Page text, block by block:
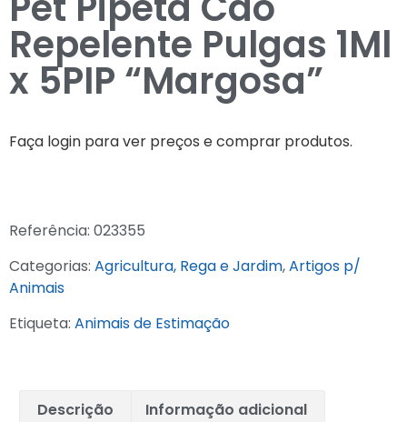
Repelente Pulgas 1Ml
x 5PIP “Margosa”
Faça login para ver preços e comprar produtos.
Referência: 023355
Categorias: Agricultura, Rega e Jardim,Artigos p/
Animais
Etiqueta: Animais de Estimação
Descrição Informação adicional